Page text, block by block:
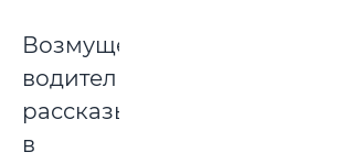
Возмущенные
водители
рассказывают:
в